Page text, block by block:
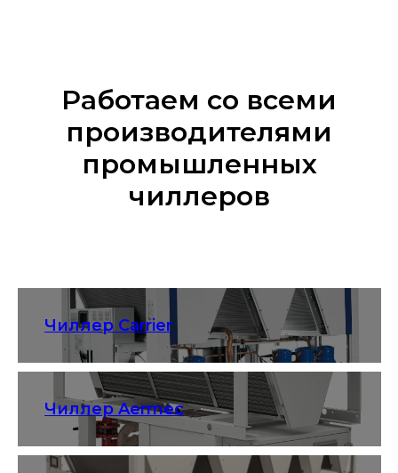
Работаем со всеми
производителями
промышленных
чиллеров
Чиллер Carrier
Чиллер Aermec